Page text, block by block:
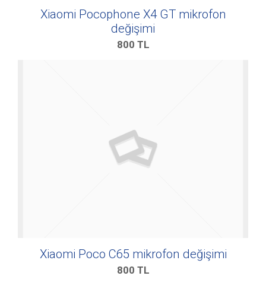
Xiaomi Pocophone X4 GT mikrofon
değişimi
800 TL
Xiaomi Poco C65 mikrofon değişimi
800 TL